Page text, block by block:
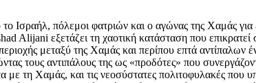
πόλεμοι φατριών και ο αγώνας της Χαμάς για
εξετάζει τη χαοτική κατάσταση που
μεταξύ της Χαμάς και περίπου επτά
τους αντιπάλους της ως «προδότες» που
με τη Χαμάς, και τις νεοσύστατες πολιτοφυλακές που